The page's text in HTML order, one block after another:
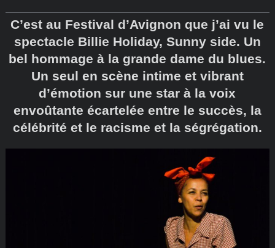
C’est au Festival d’Avignon que j’ai vu le
spectacle Billie Holiday, Sunny side. Un
bel hommage à la grande dame du blues.
Un seul en scène intime et vibrant
d’émotion sur une star à la voix
envoûtante écartelée entre le succès, la
célébrité et le racisme et la ségrégation.